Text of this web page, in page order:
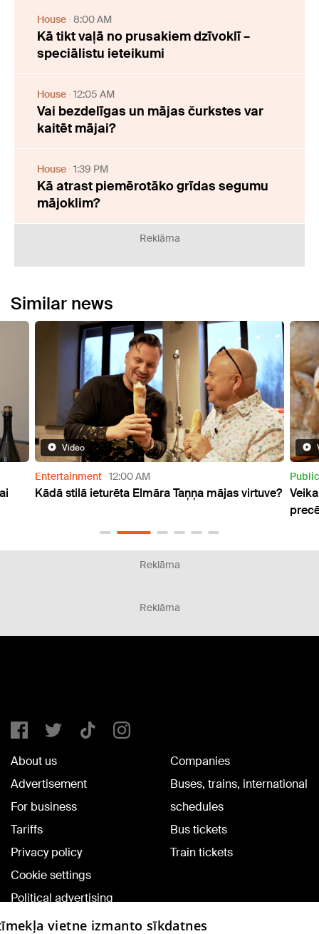
House 8:00 AM
Kā tikt vaļā no prusakiem dzīvoklī –
speciālistu ieteikumi
House 12:05 AM
Vai bezdelīgas un mājas čurkstes var
kaitēt mājai?
House 1:39 PM
Kā atrast piemērotāko grīdas segumu
mājoklim?
Reklāma
Similar news
Video
Public 8:00 AM
Veikali top! samazina cenas iecienītākajām
Kā
Reklāma
Reklāma
About us
Advertisement
For business
Tariffs
Privacy policy
Cookie settings
Political advertising
Cookie policy
Companies
Buses, trains, international
schedules
Bus tickets
Train tickets
vietne izmanto sīkdatnes